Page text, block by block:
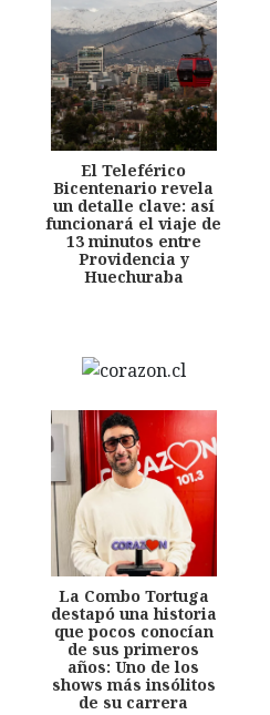
El Teleférico
Bicentenario revela
un detalle clave: así
funcionará el viaje de
13 minutos entre
Providencia y
Huechuraba
La Combo Tortuga
destapó una historia
que pocos conocían
de sus primeros
años: Uno de los
shows más insólitos
de su carrera